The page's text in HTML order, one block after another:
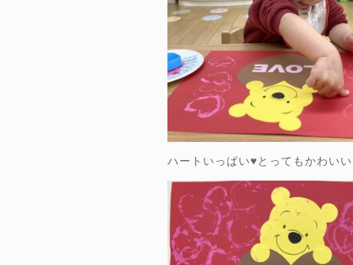
ハートいっぱい♥️とってもかわいい